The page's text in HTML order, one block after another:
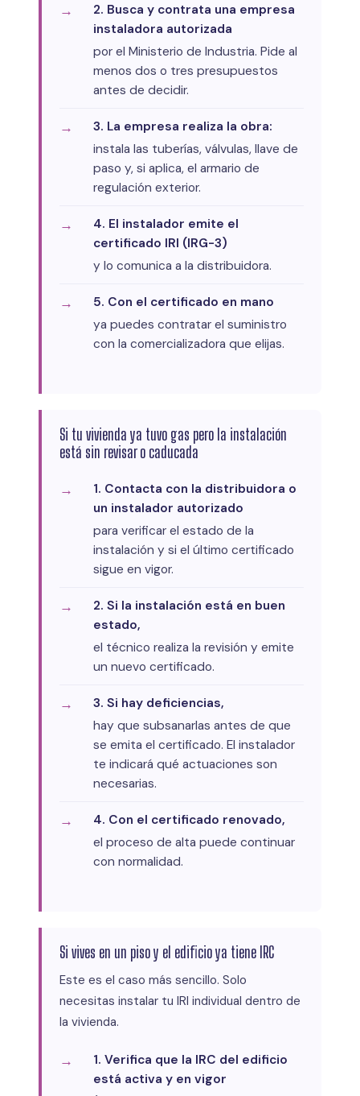
2. Busca y contrata una empresa
instaladora autorizada
por el Ministerio de Industria. Pide al
menos dos o tres presupuestos
antes de decidir.
3. La empresa realiza la obra:
instala las tuberías, válvulas, llave de
paso y, si aplica, el armario de
regulación exterior.
4. El instalador emite el
certificado IRI (IRG-3)
y lo comunica a la distribuidora.
5. Con el certificado en mano
ya puedes contratar el suministro
con la comercializadora que elijas.
Si tu vivienda ya tuvo gas pero la instalación
está sin revisar o caducada
1. Contacta con la distribuidora o
un instalador autorizado
para verificar el estado de la
instalación y si el último certificado
sigue en vigor.
2. Si la instalación está en buen
estado,
el técnico realiza la revisión y emite
un nuevo certificado.
3. Si hay deficiencias,
hay que subsanarlas antes de que
se emita el certificado. El instalador
te indicará qué actuaciones son
necesarias.
4. Con el certificado renovado,
el proceso de alta puede continuar
con normalidad.
Si vives en un piso y el edificio ya tiene IRC
Este es el caso más sencillo. Solo
necesitas instalar tu IRI individual dentro de
la vivienda.
1. Verifica que la IRC del edificio
está activa y en vigor